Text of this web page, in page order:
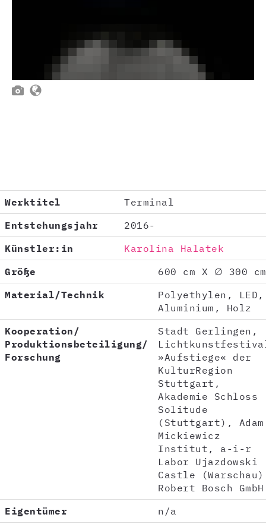
 
Werktitel
Terminal
Entstehungsjahr
2016-
Künstler:in
Karolina Halatek
Größe
600 cm X ∅ 300 cm
Material/Technik
Polyethylen, LED,
Aluminium, Holz
Kooperation/
Produktionsbeteiligung/
Forschung
Stadt Gerlingen,
»Aufstiege« der
KulturRegion
Stuttgart,
Akademie Schloss
Solitude
(Stuttgart), Adam
Mickiewicz
Institut, a-i-r
Labor Ujazdowski
Castle
Robert Bosch GmbH
Eigentümer
n/a